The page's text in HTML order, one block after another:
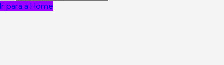
Ir para a Home